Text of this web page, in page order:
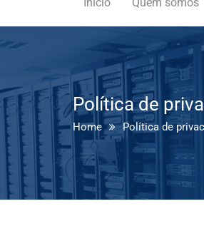
Política de
Home Política de